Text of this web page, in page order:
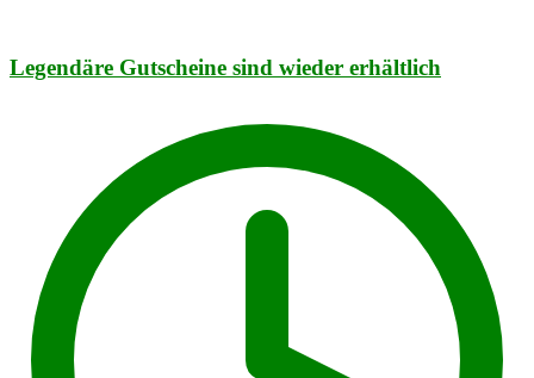
Legendäre Gutscheine sind wieder erhältlich